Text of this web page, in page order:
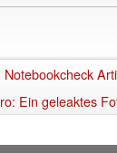
Notebookcheck
Ein geleaktes